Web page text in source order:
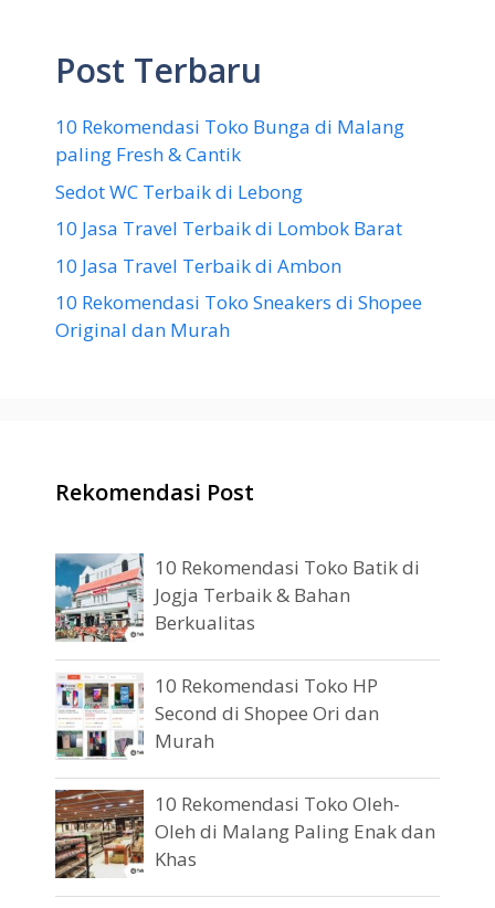
Post Terbaru
10 Rekomendasi Toko Bunga di Malang
paling Fresh & Cantik
Sedot WC Terbaik di Lebong
10 Jasa Travel Terbaik di Lombok Barat
10 Jasa Travel Terbaik di Ambon
10 Rekomendasi Toko Sneakers di Shopee
Original dan Murah
Rekomendasi Post
10 Rekomendasi Toko Batik di
Jogja Terbaik & Bahan
Berkualitas
10 Rekomendasi Toko HP
Second di Shopee Ori dan
Murah
10 Rekomendasi Toko Oleh-
Oleh di Malang Paling Enak dan
Khas